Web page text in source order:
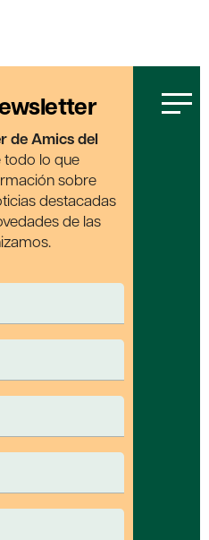
de Amics del
todo lo que
sobre
destacadas
de las